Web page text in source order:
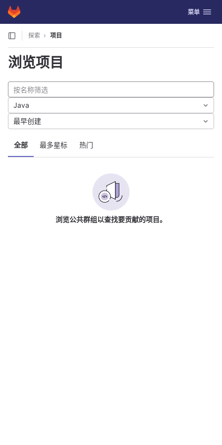
Skip to content
GitLab 切换导航
菜单
探索 项目
浏览项目
全部 最多星标 热门
Java
最早创建
浏览公共群组以查找要贡献的项目。